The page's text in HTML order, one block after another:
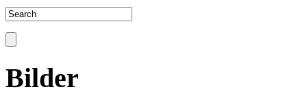
Bilder